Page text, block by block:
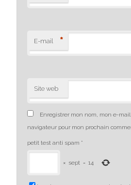
E-mail *
Site web
Enregistrer mon nom, mon e-
navigateur pour mon prochain
petit test anti spam *
× sept = 14